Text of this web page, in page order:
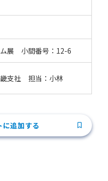
展 小間番号：12-6
支社 担当：小林
追加する